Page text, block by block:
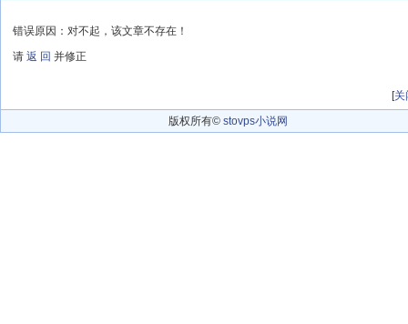
错误原因：对不起，该文章不存在！
请 返 回 并修正
[关
版权所有© stovps小说网